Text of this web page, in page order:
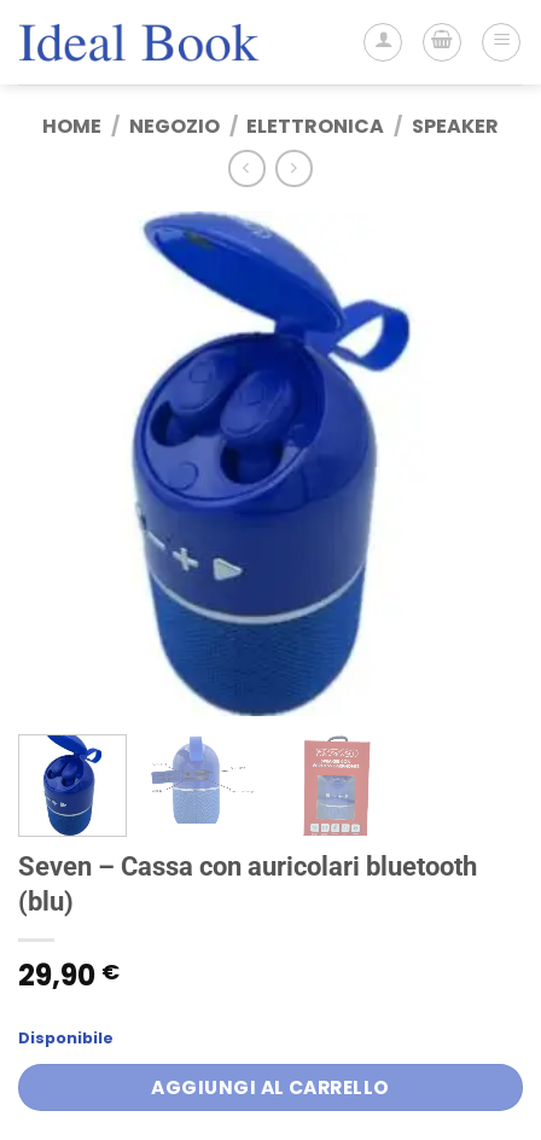
HOME / NEGOZIO / ELETTRONICA / SPEAKER
Seven – Cassa con auricolari bluetooth
(blu)
29,90 €
Disponibile
AGGIUNGI AL CARRELLO